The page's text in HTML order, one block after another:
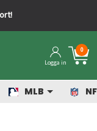
Logga in
0
MLB